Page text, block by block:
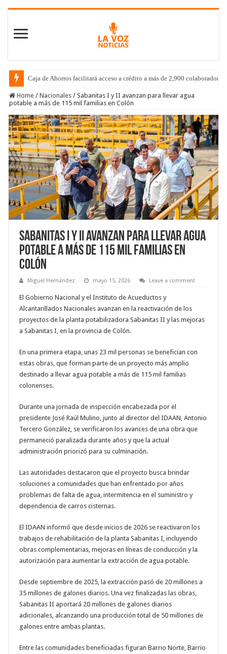
Caja de Ahorros facilitará acceso a crédito a más de 2,900
Home / Nacionales / Sabanitas I y II avanzan para llevar agua
potable a más de 115 mil familias en Colón
Sabanitas I y II avanzan para llevar agua
potable a más de 115 mil familias en
Colón
Miguel Hernández mayo 15, 2026 Leave a comment
El Gobierno Nacional y el Instituto de Acueductos y
Alcantarillados Nacionales avanzan en la reactivación de los
proyectos de la planta potabilizadora Sabanitas II y las mejoras
a Sabanitas I, en la provincia de Colón.
En una primera etapa, unas 23 mil personas se benefician con
estas obras, que forman parte de un proyecto más amplio
destinado a llevar agua potable a más de 115 mil familias
colonenses.
Durante una jornada de inspección encabezada por el
presidente José Raúl Mulino, junto al director del IDAAN, Antonio
Tercero González, se verificaron los avances de una obra que
permaneció paralizada durante años y que la actual
administración priorizó para su culminación.
Las autoridades destacaron que el proyecto busca brindar
soluciones a comunidades que han enfrentado por años
problemas de falta de agua, intermitencia en el suministro y
dependencia de carros cisternas.
El IDAAN informó que desde inicios de 2026 se reactivaron los
trabajos de rehabilitación de la planta Sabanitas I, incluyendo
obras complementarias, mejoras en líneas de conducción y la
autorización para aumentar la extracción de agua potable.
Desde septiembre de 2025, la extracción pasó de 20 millones a
35 millones de galones diarios. Una vez finalizadas las obras,
Sabanitas II aportará 20 millones de galones diarios
adicionales, alcanzando una producción total de 50 millones de
galones entre ambas plantas.
Entre las comunidades beneficiadas figuran Barrio Norte, Barrio